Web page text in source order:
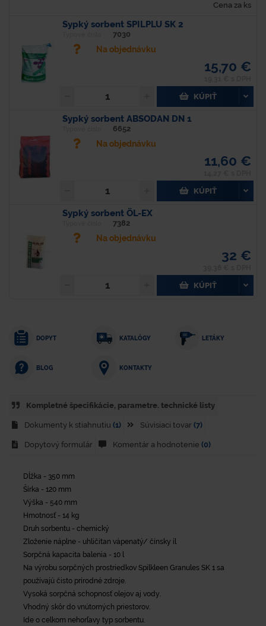
Cena za ks
Sypký sorbent SPILPLU SK 2
7030
Na objednávku
15,70 €
KÚPIŤ
Sypký sorbent ABSODAN DN 1
6652
Na objednávku
11,60 €
KÚPIŤ
Sypký sorbent ÖL-EX
7382
Na objednávku
32 €
KÚPIŤ
DOPYT KATALÓGY LETÁKY
BLOG KONTAKTY
Kompletné špecifikácie, parametre. technické listy
Dokumenty k stiahnutiu (1) Súvisiaci tovar (7)
Dopytový formulár Komentár a hodnotenie (0)
Dĺžka - 350 mm
Šírka - 120 mm
Výška - 540 mm
Hmotnosť - 14 kg
Druh sorbentu - chemický
Zloženie náplne - uhličitan vápenatý/ čínsky íl
Sorpčná kapacita balenia - 10 l
Na výrobu sorpčných prostriedkov Spilkleen Granules SK 1 sa
používajú čisto prírodné zdroje.
Vysoká sorpčná schopnosť olejov aj vody.
Vhodný skôr do vnútorných priestorov.
Ide o celkom nehorľavy typ sorbentu.